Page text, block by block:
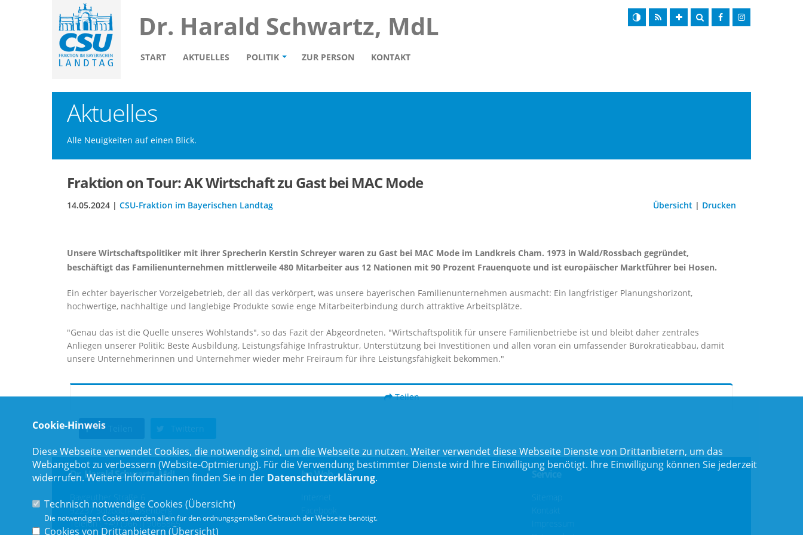
Dr. Harald Schwartz, MdL
START AKTUELLES POLITIK ZUR PERSON KONTAKT
Aktuelles
Alle Neuigkeiten auf einen Blick.
Fraktion on Tour: AK Wirtschaft zu Gast bei MAC Mode
14.05.2024 | CSU-Fraktion im Bayerischen Landtag Übersicht | Drucken
Unsere Wirtschaftspolitiker mit ihrer Sprecherin Kerstin Schreyer waren zu Gast bei MAC Mode im Landkreis Cham. 1973 in Wald/Rossbach gegründet,
beschäftigt das Familienunternehmen mittlerweile 480 Mitarbeiter aus 12 Nationen mit 90 Prozent Frauenquote und ist europäischer Marktführer bei Hosen.
Ein echter bayerischer Vorzeigebetrieb, der all das verkörpert, was unsere bayerischen Familienunternehmen ausmacht: Ein langfristiger Planungshorizont,
hochwertige, nachhaltige und langlebige Produkte sowie enge Mitarbeiterbindung durch attraktive Arbeitsplätze.
"Genau das ist die Quelle unseres Wohlstands", so das Fazit der Abgeordneten. "Wirtschaftspolitik für unsere Familienbetriebe ist und bleibt daher zentrales
Anliegen unserer Politik: Beste Ausbildung, Leistungsfähige Infrastruktur, Unterstützung bei Investitionen und allen voran ein umfassender Bürokratieabbau, damit
unsere Unternehmerinnen und Unternehmer wieder mehr Freiraum für ihre Leistungsfähigkeit bekommen."
Teilen
Twittern
Dr. Harald Schwartz, MdL
Bayreuther Straße 6
92237 Sulzbach-Rosenberg
Telefon :+49 (9661) 9065865
Im Web Service
Impressum
Cookie-Hinweis
Diese Webseite verwendet Cookies, die notwendig sind, um die Webseite zu nutzen. Weiter verwendet diese Webseite Dienste von Drittanbietern, um das
Webangebot zu verbessern (Website-Optmierung). Für die Verwendung bestimmter Dienste wird Ihre Einwilligung benötigt. Ihre Einwilligung können Sie jederzeit
widerrufen. Weitere Informationen finden Sie in der Datenschutzerklärung.
Technisch notwendige Cookies (Übersicht)
Die notwendigen Cookies werden allein für den ordnungsgemäßen Gebrauch der Webseite benötigt.
Cookies von Drittanbietern (Übersicht)